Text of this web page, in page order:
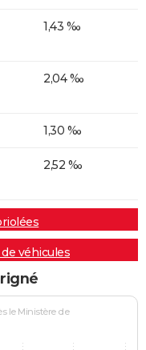
1,43 ‰
2,04 ‰
1,30 ‰
2,52 ‰
véhicules
le Ministère de